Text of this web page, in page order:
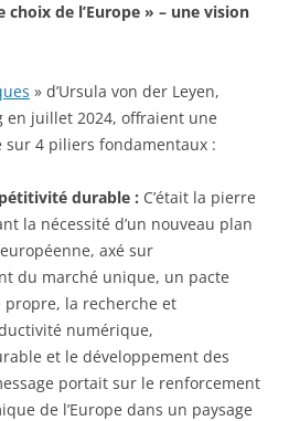
choix de l’Europe » – une vision
» d’Ursula von der Leyen,
en juillet 2024, offraient une
4 piliers fondamentaux :
durable : C’était la pierre
la nécessité d’un nouveau plan
axé sur
du marché unique, un pacte
la recherche et
numérique,
et le développement des
portait sur le renforcement
de l’Europe dans un paysage